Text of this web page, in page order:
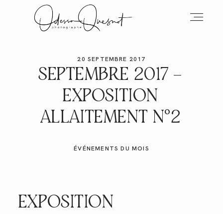
20 SEPTEMBRE 2017
SEPTEMBRE 2017 –
EXPOSITION
ALLAITEMENT N°2
ÉVÉNEMENTS DU MOIS
EXPOSITION
INFOS
MON TRAVAIL
VOS MOTS D'AMOUR